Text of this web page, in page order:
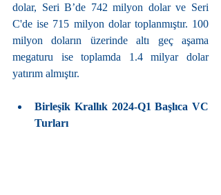
dolar, Seri B’de 742 milyon dolar ve Seri
C'de ise 715 milyon dolar toplanmıştır. 100
milyon doların üzerinde altı geç aşama
megaturu ise toplamda 1.4 milyar dolar
yatırım almıştır.
Birleşik Krallık 2024-Q1 Başlıca VC
Turları